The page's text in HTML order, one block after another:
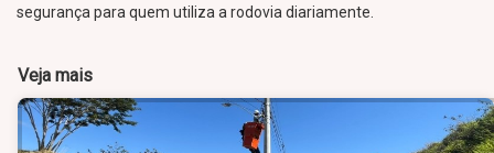
segurança para quem utiliza a rodovia diariamente.
Veja mais